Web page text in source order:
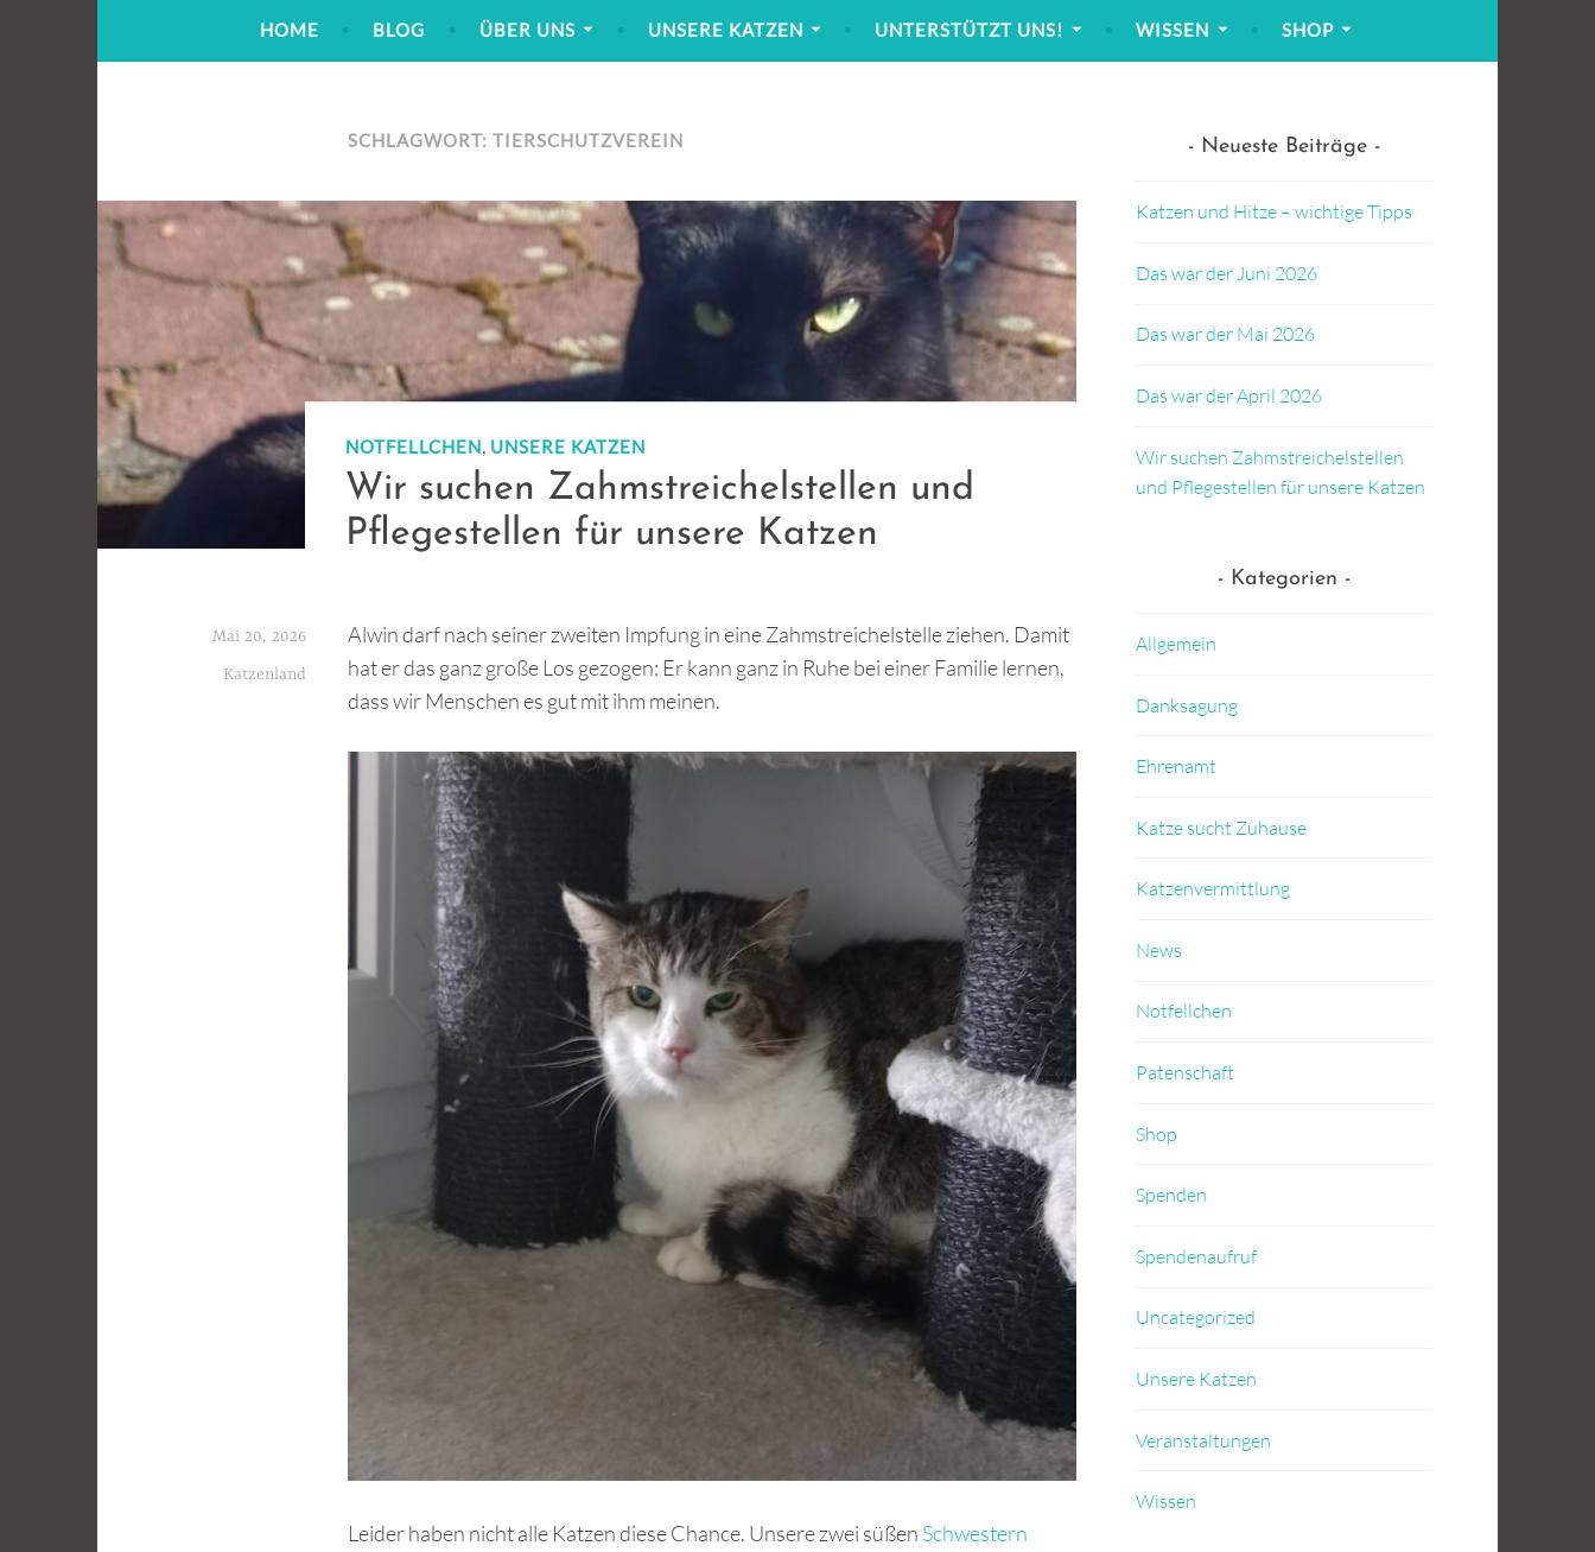
HOME BLOG ÜBER UNS UNSERE KATZEN UNTERSTÜTZT UNS! WISSEN SHOP
SCHLAGWORT: TIERSCHUTZVEREIN
NOTFELLCHEN, UNSERE KATZEN
Wir suchen Zahmstreichelstellen und
Pflegestellen für unsere Katzen
Mai 20, 2026
Katzenland
Alwin darf nach seiner zweiten Impfung in eine Zahmstreichelstelle ziehen. Damit
hat er das ganz große Los gezogen: Er kann ganz in Ruhe bei einer Familie lernen,
dass wir Menschen es gut mit ihm meinen.
Leider haben nicht alle Katzen diese Chance. Unsere zwei süßen Schwestern
Neueste Beiträge
Katzen und Hitze – wichtige Tipps
Das war der Juni 2026
Das war der Mai 2026
Das war der April 2026
Wir suchen Zahmstreichelstellen
und Pflegestellen für unsere Katzen
Kategorien
Allgemein
Danksagung
Ehrenamt
Katze sucht Zuhause
Katzenvermittlung
News
Notfellchen
Patenschaft
Shop
Spenden
Spendenaufruf
Uncategorized
Unsere Katzen
Veranstaltungen
Wissen